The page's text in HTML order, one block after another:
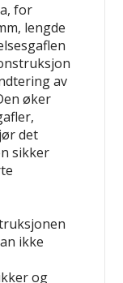
for
lengde
av
øker
det
sikker
ikke
og